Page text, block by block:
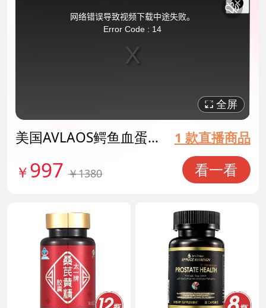
网络错误导致视频下载中途失败。
Error Code : 14
关
全屏
美国AVLAOS鳄鱼血蛋
1 款直播商品
￥997 ￥1380 看一看